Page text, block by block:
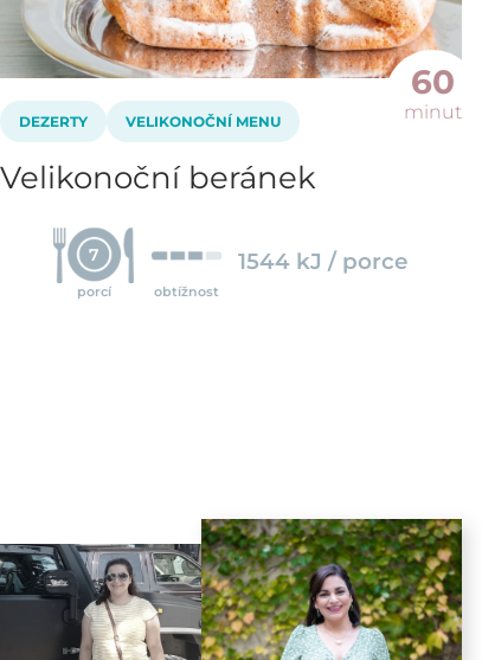
60
minut
DEZERTY VELIKONOČNÍ MENU
Velikonoční beránek
7
porcí obtížnost
1544 kJ / porce